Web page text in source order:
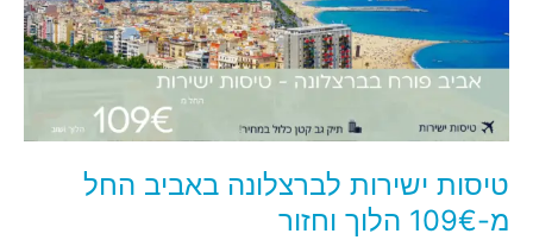
טיסות ישירות לברצלונה באביב החל
מ-109€ הלוך וחזור